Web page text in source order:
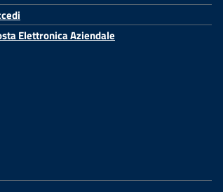
Elettronica Aziendale